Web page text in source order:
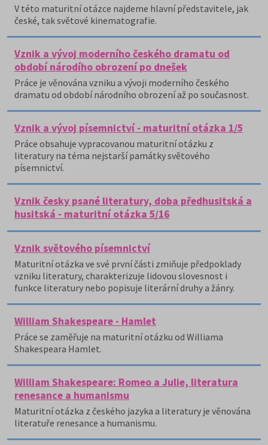
V této maturitní otázce najdeme hlavní představitele, jak
české, tak světové kinematografie.
Vznik a vývoj moderního českého dramatu od
období národího obrození po dnešek
Práce je věnována vzniku a vývoji moderního českého
dramatu od období národního obrození až po současnost.
Vznik a vývoj písemnictví - maturitní otázka 1/5
Práce obsahuje vypracovanou maturitní otázku z
literatury na téma nejstarší památky světového
písemnictví.
Vznik česky psané literatury, doba předhusitská a
husitská - maturitní otázka 5/16
Vznik světového písemnictví
Maturitní otázka ve své první části zmiňuje předpoklady
vzniku literatury, charakterizuje lidovou slovesnost i
funkce literatury nebo popisuje literární druhy a žánry.
William Shakespeare - Hamlet
Práce se zaměřuje na maturitní otázku od Williama
Shakespeara Hamlet.
William Shakespeare: Romeo a Julie, literatura
renesance a humanismu
Maturitní otázka z českého jazyka a literatury je věnována
literatuře renesance a humanismu.